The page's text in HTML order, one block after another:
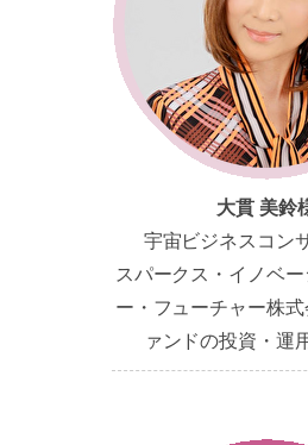
大貫 美鈴
宇宙ビジネスコン
スパークス・イノベ
ー・フューチャー株
ァンドの投資・運